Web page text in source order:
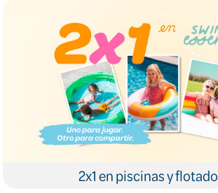
2x1 en piscinas y